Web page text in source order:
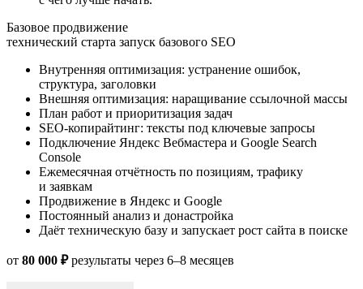
Базовое продвижение
технический старта запуск базового SEO
Внутренняя оптимизация: устранение ошибок,
структура, заголовки
Внешняя оптимизация: наращивание ссылочной массы
План работ и приоритизация задач
SEO-копирайтинг: тексты под ключевые запросы
Подключение Яндекс Вебмастера и Google Search
Console
Ежемесячная отчётность по позициям, трафику
и заявкам
Продвижение в Яндекс и Google
Постоянный анализ и донастройка
Даёт техническую базу и запускает рост сайта в поиске
от 80 000 ₽результаты через 6–8 месяцев